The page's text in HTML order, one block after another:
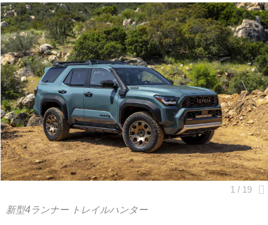
新型4ランナー トレイルハンター